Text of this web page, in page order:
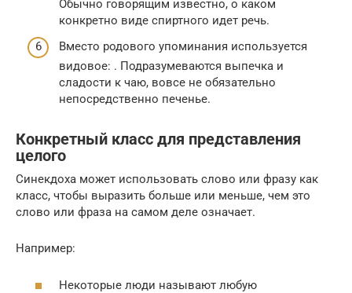
Обычно говорящим известно, о каком
конкретно виде спиртного идет речь.
Вместо родового упоминания используется
видовое: . Подразумеваются выпечка и
сладости к чаю, вовсе не обязательно
непосредственно печенье.
Конкретный класс для представления
целого
Синекдоха может использовать слово или фразу как
класс, чтобы выразить больше или меньше, чем это
слово или фраза на самом деле означает.
Например:
Некоторые люди называют любую